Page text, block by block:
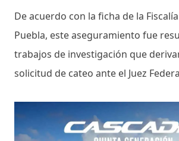
De acuerdo con la ficha de la
Puebla, este aseguramiento fue
trabajos de investigación que
solicitud de cateo ante el Juez